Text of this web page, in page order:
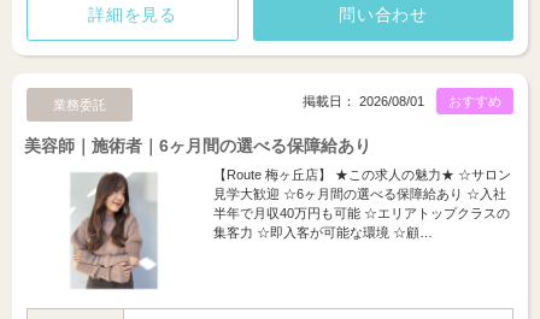
詳細を見る 問い合わせ
業務委託 おすすめ
掲載日： 2026/08/01
美容師｜施術者｜6ヶ月間の選べる保障給あり
【Route 梅ヶ丘店】 ★この求人の魅力★ ☆サロン
見学大歓迎 ☆6ヶ月間の選べる保障給あり ☆入社
半年で月収40万円も可能 ☆エリアトップクラスの
集客力 ☆即入客が可能な環境 ☆顧…